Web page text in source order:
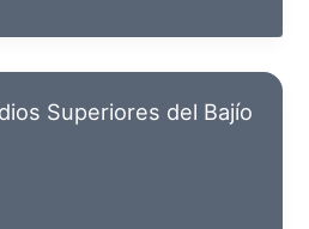
Superiores del Bajío